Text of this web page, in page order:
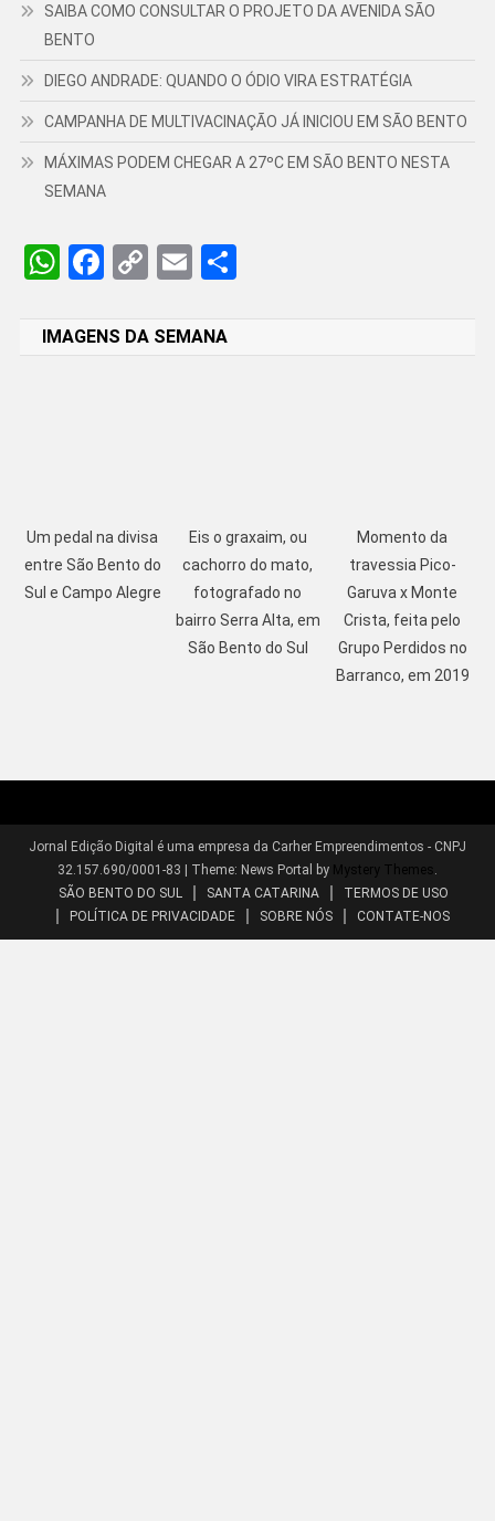
SAIBA COMO CONSULTAR O PROJETO DA AVENIDA SÃO
BENTO
DIEGO ANDRADE: QUANDO O ÓDIO VIRA ESTRATÉGIA
CAMPANHA DE MULTIVACINAÇÃO JÁ INICIOU EM SÃO BENTO
MÁXIMAS PODEM CHEGAR A 27ºC EM SÃO BENTO NESTA
SEMANA
WhatsApp
Facebook
CopyEmailShare
IMAGENS DA SEMANA
Um pedal na divisa
entre São Bento do
Sul e Campo Alegre
Eis o graxaim, ou
cachorro do mato,
fotografado no
bairro Serra Alta, em
São Bento do Sul
Momento da
travessia Pico-
Garuva x Monte
Crista, feita pelo
Grupo Perdidos no
Barranco, em 2019
Jornal Edição Digital é uma empresa da Carher Empreendimentos - CNPJ
32.157.690/0001-83
Theme: News Portal by Mystery Themes .
SÃO BENTO DO SUL
SANTA CATARINA
TERMOS DE USO
POLÍTICA DE PRIVACIDADE
SOBRE NÓS CONTATE-NOS